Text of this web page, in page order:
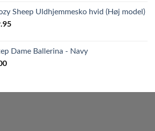
Sheep Uldhjemmesko hvid (Høj model)
Dame Ballerina - Navy